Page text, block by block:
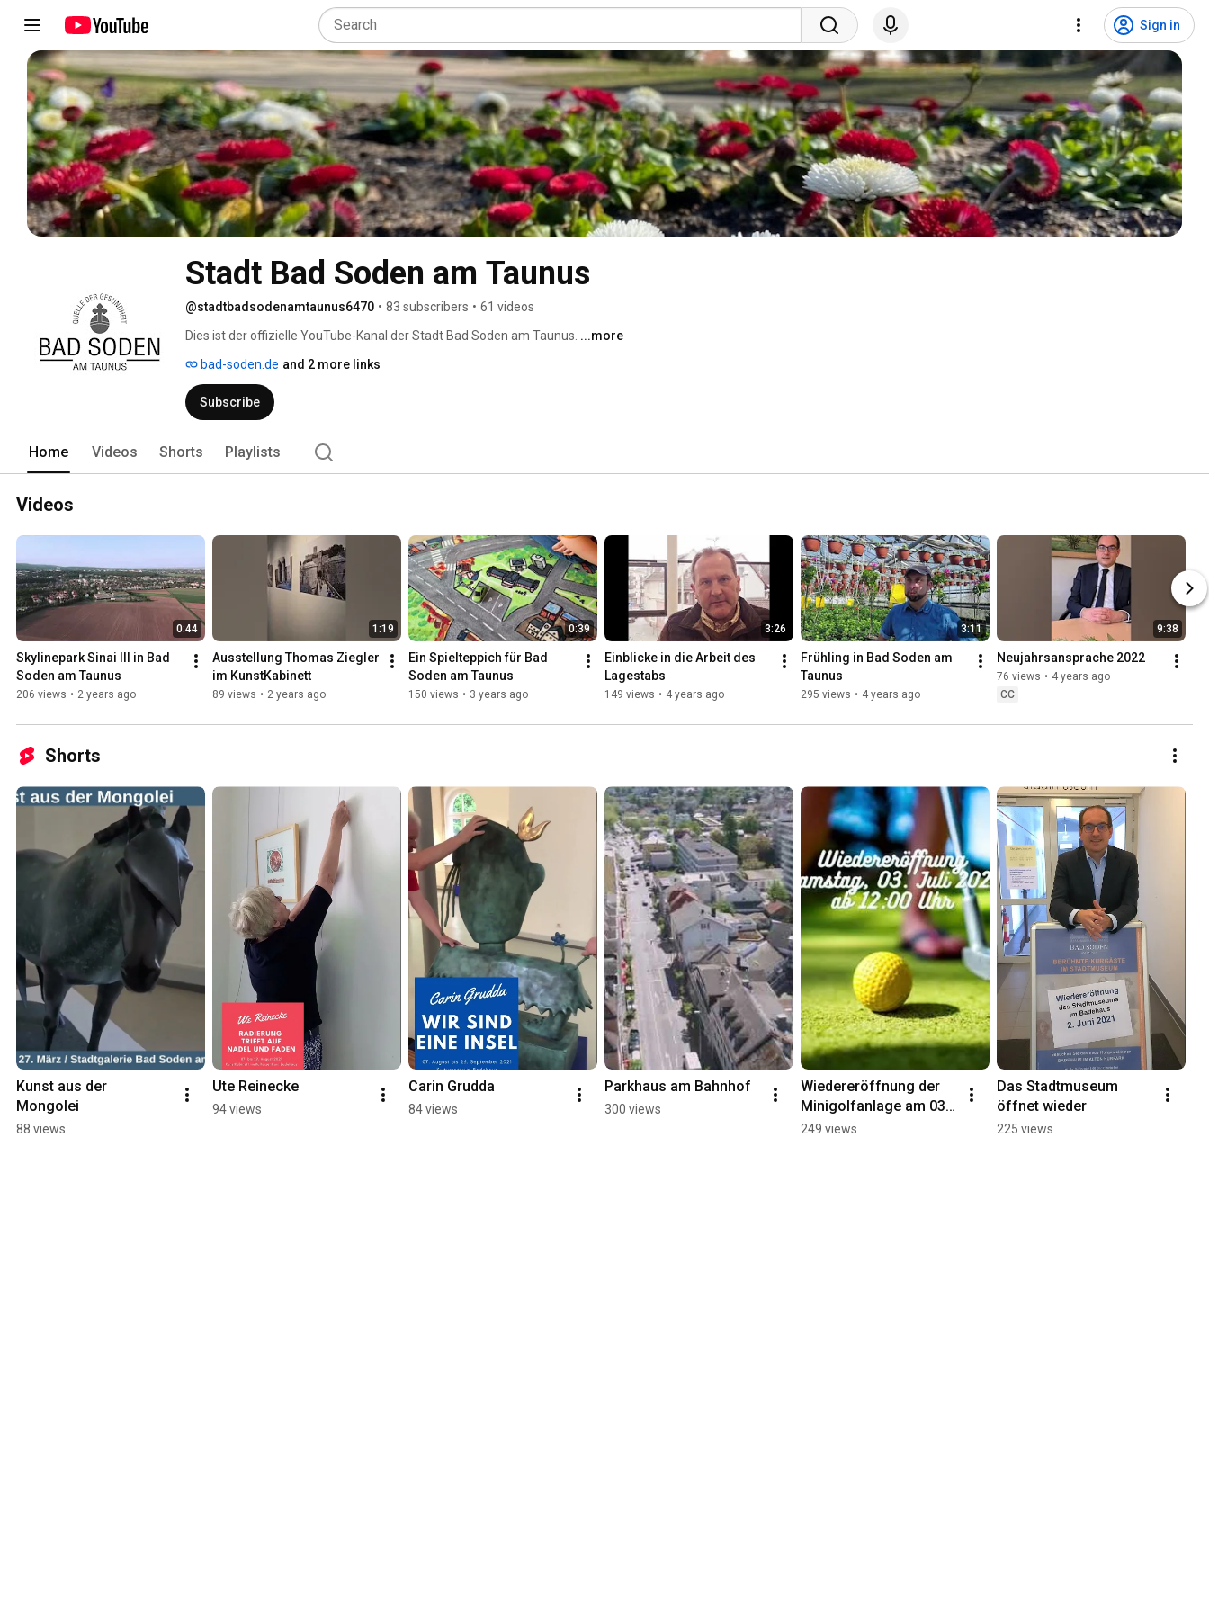
Sign in
Stadt Bad Soden am Taunus
@stadtbadsodenamtaunus6470 • 83 subscribers • 61 videos
Dies ist der offizielle YouTube-Kanal der Stadt Bad Soden am Taunus. ...more
bad-soden.de and 2 more links
Subscribe
Home Videos Shorts Playlists
Videos
0:44
Skylinepark Sinai III in Bad
Soden am Taunus
206 views • 2 years ago
1:19
Ausstellung Thomas Ziegler
im KunstKabinett
89 views • 2 years ago
0:39
Ein Spielteppich für Bad
Soden am Taunus
150 views • 3 years ago
3:26
Einblicke in die Arbeit des
Lagestabs
149 views • 4 years ago
3:11
Frühling in Bad Soden am
Taunus
295 views • 4 years ago
9:38
Neujahrsansprache 2022
76 views • 4 years ago
CC
Shorts
Kunst aus der
Mongolei
88 views
Ute Reinecke
94 views
Carin Grudda
84 views
Parkhaus am Bahnhof
300 views
Wiedereröffnung der
Minigolfanlage am 03.
Juli 2021
249 views
Das Stadtmuseum
öffnet wieder
225 views